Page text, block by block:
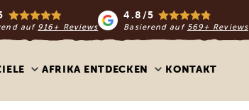
auf 916+ Reviews
4.8/5
Basierend auf 569+ Reviews
AFRIKA ENTDECKEN KONTAKT